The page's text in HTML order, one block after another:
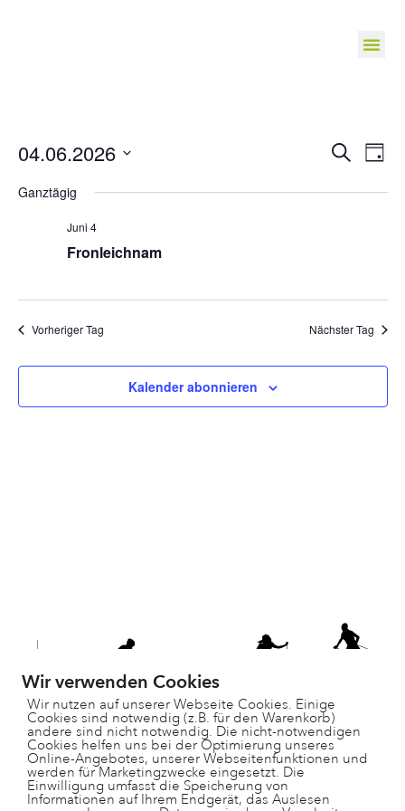
und
Suche
Tag
04.06.2026
wählen.
Ganztägig
Juni 4
Fronleichnam
Vorheriger Tag Nächster Tag
Kalender abonnieren
Wir verwenden Cookies
Wir nutzen auf unserer Webseite Cookies. Einige
Cookies sind notwendig (z.B. für den Warenkorb)
andere sind nicht notwendig. Die nicht-notwendigen
Cookies helfen uns bei der Optimierung unseres
Online-Angebotes, unserer Webseitenfunktionen und
werden für Marketingzwecke eingesetzt. Die
Einwilligung umfasst die Speicherung von
Informationen auf Ihrem Endgerät, das Auslesen